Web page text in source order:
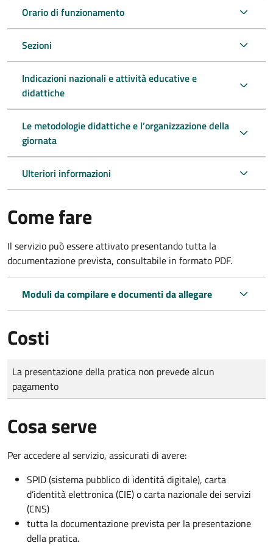
Orario di funzionamento
Sezioni
Indicazioni nazionali e attività educative e
didattiche
Le metodologie didattiche e l’organizzazione della
giornata
Ulteriori informazioni
Come fare
Il servizio può essere attivato presentando tutta la
documentazione prevista, consultabile in formato PDF.
Moduli da compilare e documenti da allegare
Costi
Tipo di pagamento
Importo
La presentazione della pratica non prevede alcun
pagamento
Cosa serve
Per accedere al servizio, assicurati di avere:
SPID (sistema pubblico di identità digitale), carta
d’identità elettronica (CIE) o carta nazionale dei servizi
(CNS)
tutta la documentazione prevista per la presentazione
della pratica.